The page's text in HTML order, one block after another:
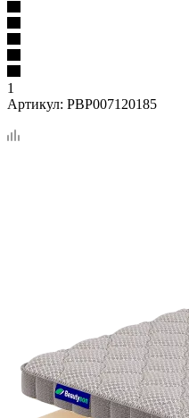
1
Артикул: PBP007120185